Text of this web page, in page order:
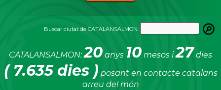
Buscar ciutat de CATALANSALMON:
CATALANSALMON:20 anys 10 mesos i27 dies
( 7.635 dies ) posant en contacte catalans
arreu del món